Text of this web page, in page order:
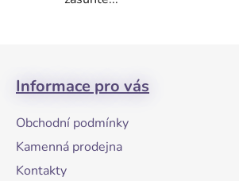
Informace pro vás
Obchodní podmínky
Kamenná prodejna
Kontakty